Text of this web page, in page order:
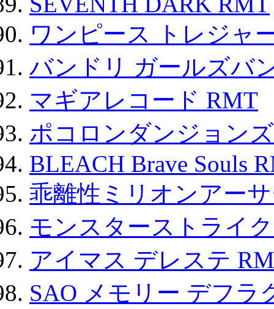
ワンピース トレジャ
バンドリ ガールズバ
マギアレコード RMT
ポコロンダンジョン
BLEACH Brave Souls
乖離性ミリオンアー
モンスターストライ
アイマス デレステ
SAO メモリー デフラ